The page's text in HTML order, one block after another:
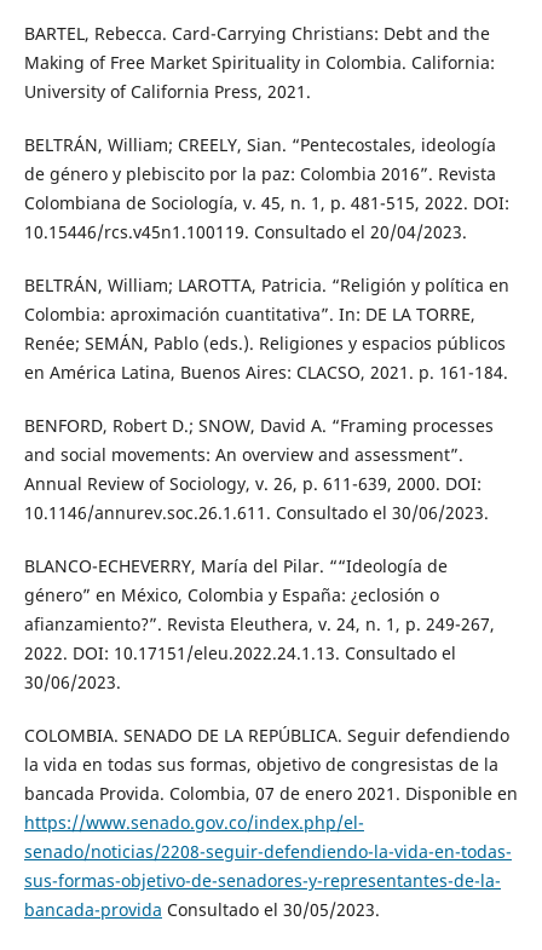
BARTEL, Rebecca. Card-Carrying Christians: Debt and the
Making of Free Market Spirituality in Colombia. California:
University of California Press, 2021.
BELTRÁN, William; CREELY, Sian. “Pentecostales, ideología
de género y plebiscito por la paz: Colombia 2016”. Revista
Colombiana de Sociología, v. 45, n. 1, p. 481-515, 2022. DOI:
10.15446/rcs.v45n1.100119. Consultado el 20/04/2023.
BELTRÁN, William; LAROTTA, Patricia. “Religión y política en
Colombia: aproximación cuantitativa”. In: DE LA TORRE,
Renée; SEMÁN, Pablo (eds.). Religiones y espacios públicos
en América Latina, Buenos Aires: CLACSO, 2021. p. 161-184.
BENFORD, Robert D.; SNOW, David A. “Framing processes
and social movements: An overview and assessment”.
Annual Review of Sociology, v. 26, p. 611-639, 2000. DOI:
10.1146/annurev.soc.26.1.611. Consultado el 30/06/2023.
BLANCO-ECHEVERRY, María del Pilar. ““Ideología de
género” en México, Colombia y España: ¿eclosión o
afianzamiento?”. Revista Eleuthera, v. 24, n. 1, p. 249-267,
2022. DOI: 10.17151/eleu.2022.24.1.13. Consultado el
30/06/2023.
COLOMBIA. SENADO DE LA REPÚBLICA. Seguir defendiendo
la vida en todas sus formas, objetivo de congresistas de la
bancada Provida. Colombia, 07 de enero 2021. Disponible en
https://www.senado.gov.co/index.php/el-
senado/noticias/2208-seguir-defendiendo-la-vida-en-todas-
sus-formas-objetivo-de-senadores-y-representantes-de-la-
bancada-provida Consultado el 30/05/2023.